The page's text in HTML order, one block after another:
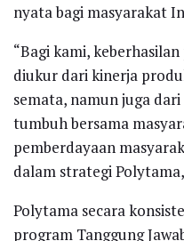
nyata bagi masyarakat
“Bagi kami,
diukur dari kinerja
semata, namun juga
tumbuh bersama
pemberdayaan
dalam strategi
Polytama secara
program Tanggung